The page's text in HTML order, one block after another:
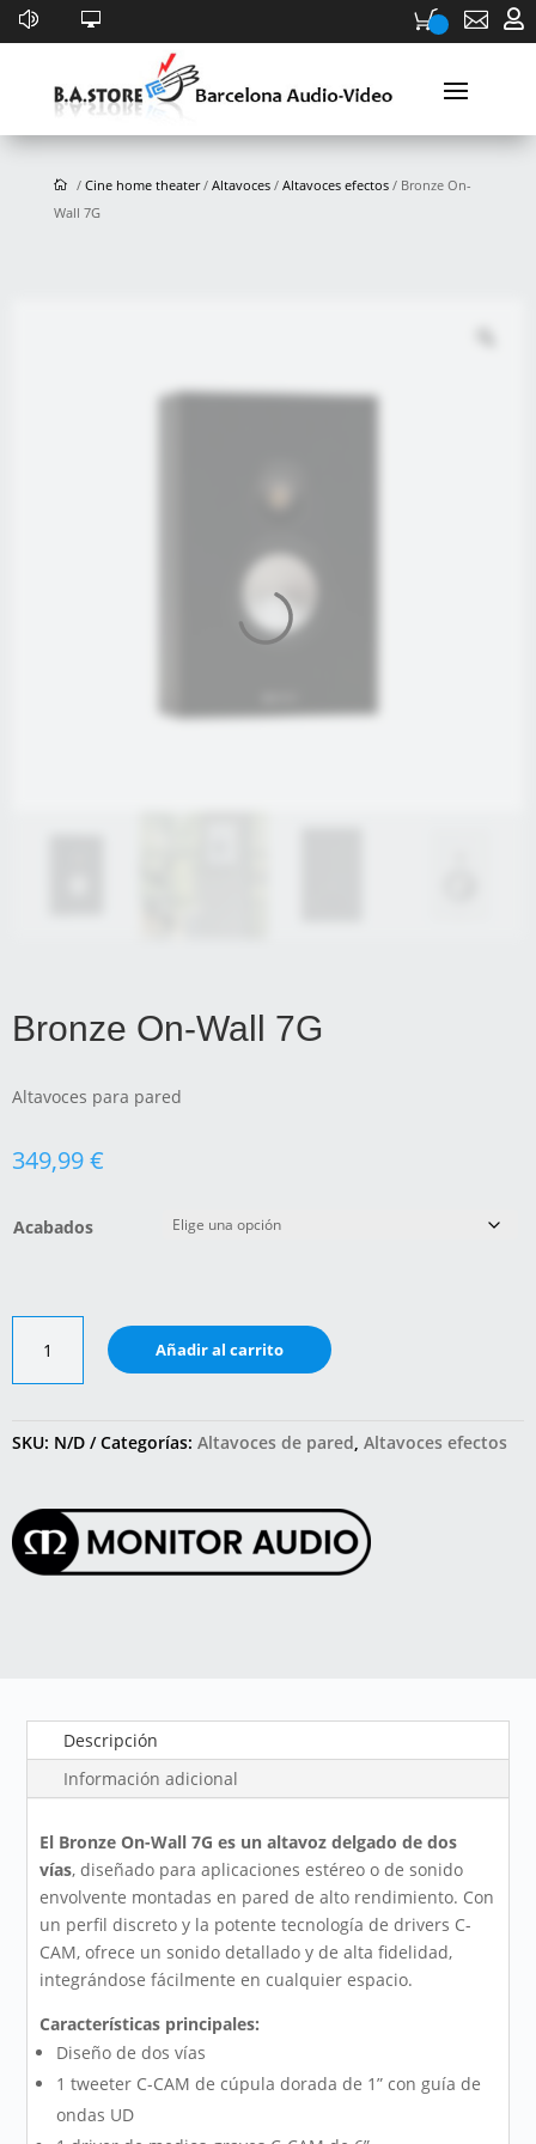
 
/ Cine home theater/ Altavoces/ Altavoces efectos/ Bronze On-
Wall 7G
Bronze On-Wall 7G
Altavoces para pared
349,99€
Acabados
Wall
cantidad
Añadir al carrito
SKU: N/D Categorías: Altavoces de pared Altavoces efectos
Descripción
Información adicional
El Bronze On-Wall 7G es un altavoz delgado de dos
vías, diseñado para aplicaciones estéreo o de sonido
envolvente montadas en pared de alto rendimiento. Con
un perfil discreto y la potente tecnología de drivers C-
CAM, ofrece un sonido detallado y de alta fidelidad,
integrándose fácilmente en cualquier espacio.
Características principales:
Diseño de dos vías
1 tweeter C-CAM de cúpula dorada de 1” con guía de
ondas UD